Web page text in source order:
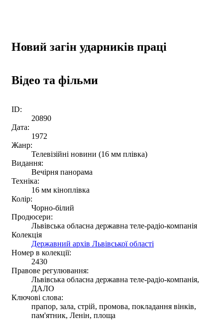
Новий загін ударників праці
Відео та фільми
ID:
20890
Дата:
1972
Жанр:
Телевізійні новини (16 мм плівка)
Видання:
Вечірня панорама
Техніка:
16 мм кіноплівка
Колір:
Чорно-білий
Продюсери:
Львівська обласна державна теле-радіо-компанія
Колекція
Державний архів Львівської області
Номер в колекції:
2430
Правове регулювання:
Львівська обласна державна теле-радіо-компанія,
ДАЛО
Ключові слова:
прапор, зала, стрій, промова, покладання вінків,
пам'ятник, Ленін, площа